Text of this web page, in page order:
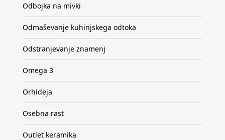
Odbojka na mivki
Odmaševanje kuhinjskega odtoka
Odstranjevanje znamenj
Omega 3
Orhideja
Osebna rast
Outlet keramika